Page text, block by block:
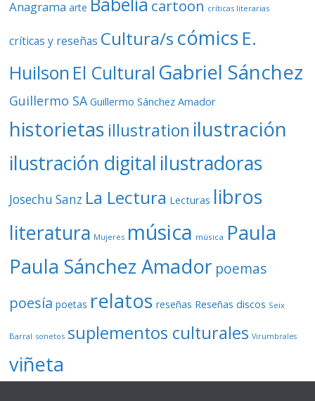
Anagrama arte Babelia cartoon críticas literarias
críticas y reseñas Cultura/s cómics E.
Huilson El Cultural Gabriel Sánchez
Guillermo SA Guillermo Sánchez Amador
historietas illustration ilustración
ilustración digital ilustradoras
Josechu Sanz La Lectura Lecturas libros
literatura Mujeres música música Paula
Paula Sánchez Amador poemas
poesía poetas relatos reseñas Reseñas discos Seix
Barral sonetos suplementos culturales Virumbrales
viñeta